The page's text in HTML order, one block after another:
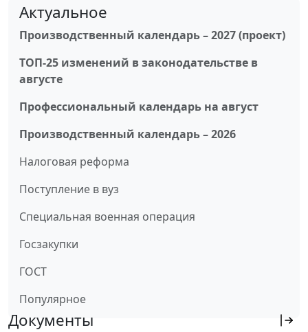
Актуальное
Производственный календарь – 2027 (проект)
ТОП-25 изменений в законодательстве в
августе
Профессиональный календарь на август
Производственный календарь – 2026
Налоговая реформа
Поступление в вуз
Специальная военная операция
Госзакупки
ГОСТ
Популярное
Документы